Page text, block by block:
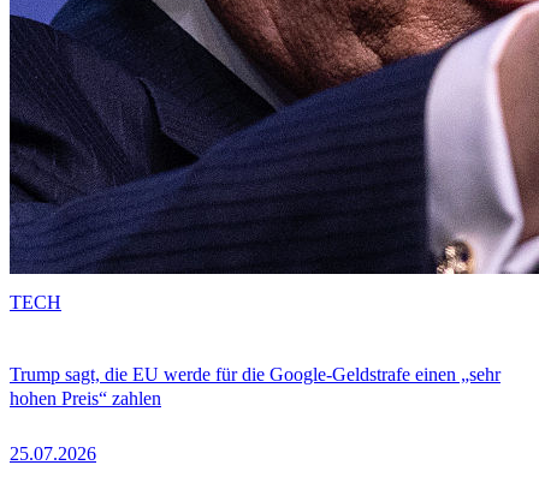
Trump sagt, die EU werde für die Google-Geldstrafe einen „sehr
hohen Preis“ zahlen
25.07.2026
TECH